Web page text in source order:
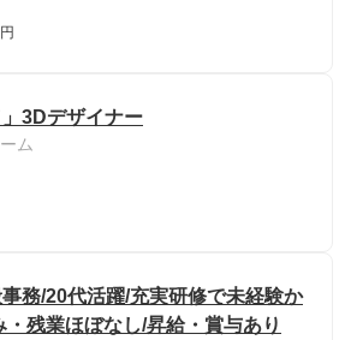
」3Dデザイナー
ム
務/20代活躍/充実研修で未経験か
・残業ほぼなし/昇給・賞与あり